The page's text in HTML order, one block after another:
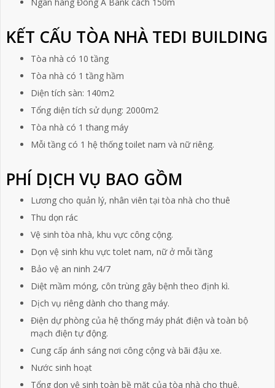
KẾT CẤU TÒA NHÀ TEDI BUILDING
Tòa nhà có 10 tầng
Tòa nhà có 1 tầng hầm
Diện tích sàn: 140m2
Tổng diện tích sử dụng: 2000m2
Tòa nhà có 1 thang máy
Mỗi tầng có 1 hệ thống toilet nam và nữ riêng.
PHÍ DỊCH VỤ BAO GỒM
Lương cho quản lý, nhân viên tại tòa nhà cho thuê
Thu dọn rác
Vệ sinh tòa nhà, khu vực công cộng.
Dọn vệ sinh khu vực tolet nam, nữ ở mỗi tầng
Bảo vệ an ninh 24/7
Diệt mầm móng, côn trùng gây bệnh theo định kì.
Dịch vụ riêng dành cho thang máy.
Điện dự phòng của hệ thống máy phát điện và toàn bộ
mạch điện tự động.
Cung cấp ánh sáng nơi công cộng và bãi đậu xe.
Nước sinh hoạt
Tổng dọn vệ sinh toàn bề mặt của tòa nhà cho thuê.